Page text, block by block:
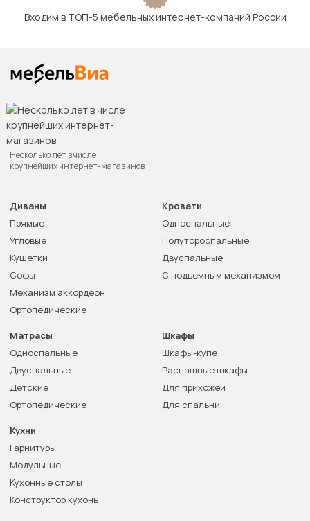
Входим в ТОП-5 мебельных интернет-компаний России
Несколько лет в числе
крупнейших интернет-магазинов
Диваны
Прямые
Угловые
Кушетки
Софы
Механизм аккордеон
Ортопедические
Кровати
Односпальные
Полутороспальные
Двуспальные
С подъемным механизмом
Матрасы
Односпальные
Двуспальные
Детские
Ортопедические
Шкафы
Шкафы-купе
Распашные шкафы
Для прихожей
Для спальни
Кухни
Гарнитуры
Модульные
Кухонные столы
Конструктор кухонь